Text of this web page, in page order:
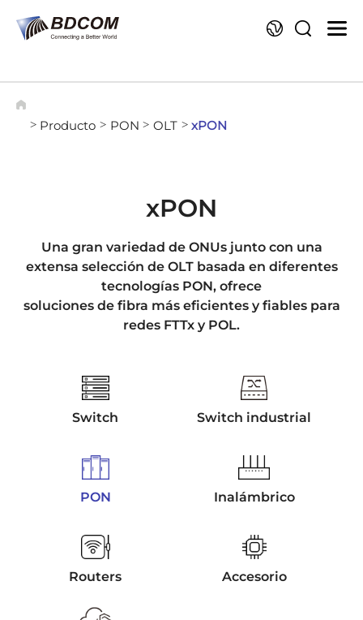
> Producto > PON > OLT > xPON
xPON
Una gran variedad de ONUs junto con una
extensa selección de OLT basada en diferentes
tecnologías PON, ofrece
soluciones de fibra más eficientes y fiables para
redes FTTx y POL.
Switch Switch industrial
PON Inalámbrico
Routers Accesorio